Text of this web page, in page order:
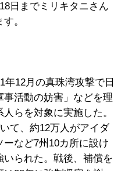
日までミリキタニさん
。
年12月の真珠湾攻撃で日
活動の妨害」などを理
らを対象に実施した。
て、約12万人がアイダ
など7州10カ所に設け
いられた。戦後、補償を